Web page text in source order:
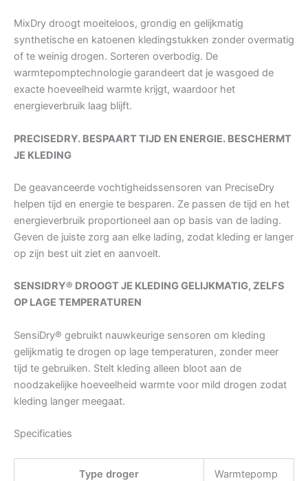
MixDry droogt moeiteloos, grondig en gelijkmatig
synthetische en katoenen kledingstukken zonder overmatig
of te weinig drogen. Sorteren overbodig. De
warmtepomptechnologie garandeert dat je wasgoed de
exacte hoeveelheid warmte krijgt, waardoor het
energieverbruik laag blijft.
PRECISEDRY. BESPAART TIJD EN ENERGIE. BESCHERMT
JE KLEDING
De geavanceerde vochtigheidssensoren van PreciseDry
helpen tijd en energie te besparen. Ze passen de tijd en het
energieverbruik proportioneel aan op basis van de lading.
Geven de juiste zorg aan elke lading, zodat kleding er langer
op zijn best uit ziet en aanvoelt.
SENSIDRY® DROOGT JE KLEDING GELIJKMATIG, ZELFS
OP LAGE TEMPERATUREN
SensiDry® gebruikt nauwkeurige sensoren om kleding
gelijkmatig te drogen op lage temperaturen, zonder meer
tijd te gebruiken. Stelt kleding alleen bloot aan de
noodzakelijke hoeveelheid warmte voor mild drogen zodat
kleding langer meegaat.
Specificaties
Type droger Warmtepomp